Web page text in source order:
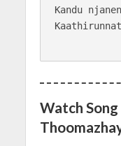
Kandu
Watch